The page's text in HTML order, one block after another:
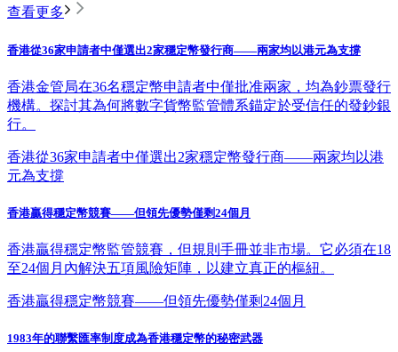
查看更多
香港從36家申請者中僅選出2家穩定幣發行商——兩家均以港元為支撐
香港金管局在36名穩定幣申請者中僅批准兩家，均為鈔票發行
機構。探討其為何將數字貨幣監管體系錨定於受信任的發鈔銀
行。
香港從36家申請者中僅選出2家穩定幣發行商——兩家均以港
元為支撐
香港贏得穩定幣競賽——但領先優勢僅剩24個月
香港贏得穩定幣監管競賽，但規則手冊並非市場。它必須在18
至24個月內解決五項風險矩陣，以建立真正的樞紐。
香港贏得穩定幣競賽——但領先優勢僅剩24個月
1983年的聯繫匯率制度成為香港穩定幣的秘密武器